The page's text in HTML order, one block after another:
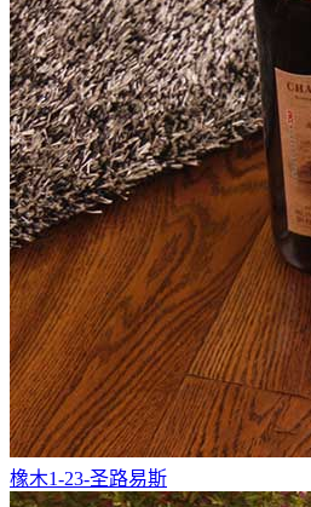
橡木1-23-圣路易斯